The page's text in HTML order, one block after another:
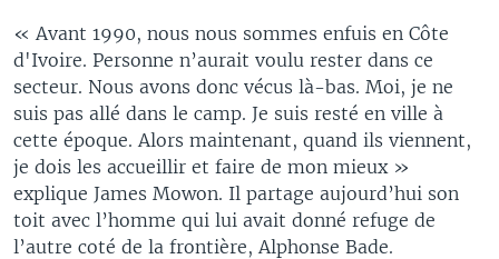
« Avant 1990, nous nous sommes enfuis en Côte
d'Ivoire. Personne n’aurait voulu rester dans ce
secteur. Nous avons donc vécus là-bas. Moi, je ne
suis pas allé dans le camp. Je suis resté en ville à
cette époque. Alors maintenant, quand ils viennent,
je dois les accueillir et faire de mon mieux »
explique James Mowon. Il partage aujourd’hui son
toit avec l’homme qui lui avait donné refuge de
l’autre coté de la frontière, Alphonse Bade.